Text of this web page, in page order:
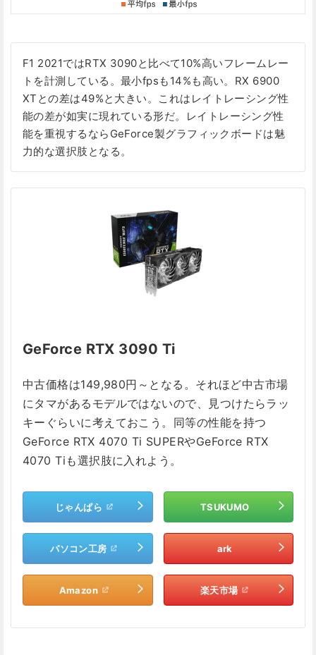
F1 2021ではRTX 3090と比べて10%高いフレームレー
トを計測している。最小fpsも14%も高い。RX 6900
XTとの差は49%と大きい。これはレイトレーシング性
能の差が如実に現れている形だ。レイトレーシング性
能を重視するならGeForce製グラフィックボードは魅
力的な選択肢となる。
GeForce RTX 3090 Ti
中古価格は149,980円～となる。それほど中古市場
にタマがあるモデルではないので、見つけたらラッ
キーぐらいに考えておこう。同等の性能を持つ
GeForce RTX 4070 Ti SUPERやGeForce RTX
4070 Tiも選択肢に入れよう。
じゃんぱら TSUKUMO
パソコン工房 ark
Amazon 楽天市場